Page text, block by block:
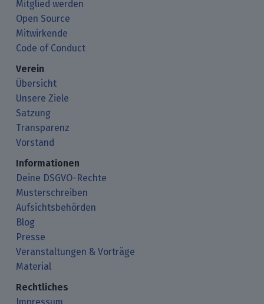
Mitglied werden
Open Source
Mitwirkende
Code of Conduct
Verein
Übersicht
Unsere Ziele
Satzung
Transparenz
Vorstand
Informationen
Deine DSGVO-Rechte
Musterschreiben
Aufsichtsbehörden
Blog
Presse
Veranstaltungen & Vorträge
Material
Rechtliches
Impressum